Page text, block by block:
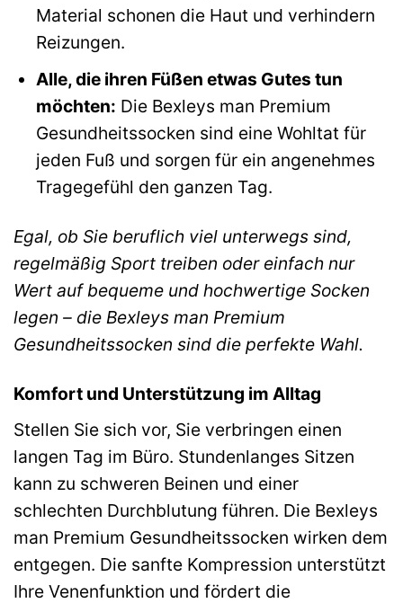
Material schonen die Haut und verhindern
Reizungen.
Alle, die ihren Füßen etwas Gutes tun
möchten: Die Bexleys man Premium
Gesundheitssocken sind eine Wohltat für
jeden Fuß und sorgen für ein angenehmes
Tragegefühl den ganzen Tag.
Egal, ob Sie beruflich viel unterwegs sind,
regelmäßig Sport treiben oder einfach nur
Wert auf bequeme und hochwertige Socken
legen – die Bexleys man Premium
Gesundheitssocken sind die perfekte Wahl.
Komfort und Unterstützung im Alltag
Stellen Sie sich vor, Sie verbringen einen
langen Tag im Büro. Stundenlanges Sitzen
kann zu schweren Beinen und einer
schlechten Durchblutung führen. Die Bexleys
man Premium Gesundheitssocken wirken dem
entgegen. Die sanfte Kompression unterstützt
Ihre Venenfunktion und fördert die